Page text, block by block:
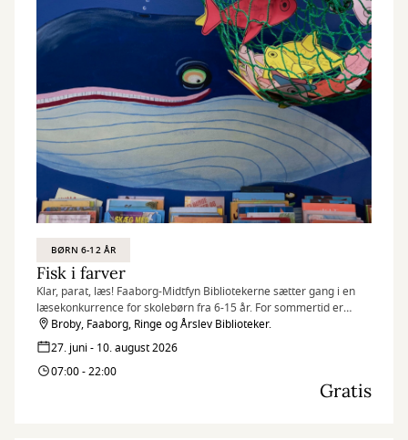
BØRN 6-12 ÅR
Fisk i farver
Klar, parat, læs! Faaborg-Midtfyn Bibliotekerne sætter gang i en
læsekonkurrence for skolebørn fra 6-15 år. For sommertid er
læsetid!
Broby, Faaborg, Ringe og Årslev Biblioteker.
27. juni - 10. august 2026
07:00 - 22:00
Gratis